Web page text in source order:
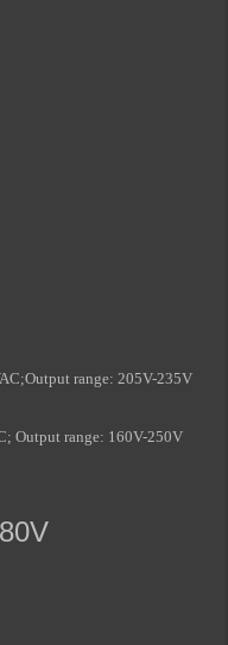
range: 205V-235V
Output range: 160V-250V